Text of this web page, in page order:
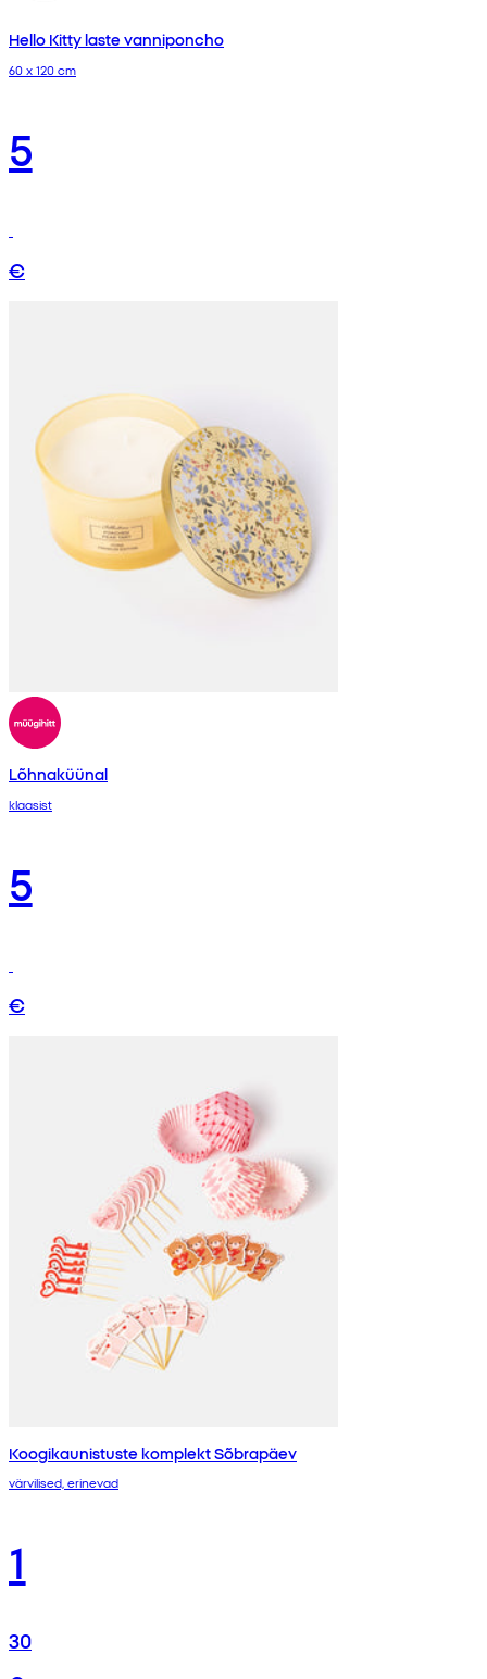
Hello Kitty laste vanniponcho
60 x 120 cm
5
€
Lõhnaküünal
klaasist
5
€
Koogikaunistuste komplekt Sõbrapäev
värvilised, erinevad
1
30